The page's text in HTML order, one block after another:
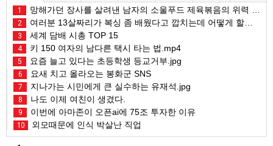
1 망해가던 장사를 살려낸 남자의 소울푸드 제육볶음의 위력 ㅋㅋ
2 여러분 13살짜리가 복싱 좀 배웠다고 깝치는데 어떻게 할까요?
3 세계 담배 시총 TOP 15
4 키 150 여자의 남다른 택시 타는 법.mp4
5 요즘 늘고 있다는 초등학생 등교거부.jpg
6 요새 치고 올라오는 봉화군 SNS
7 지나가는 시민에게 큰 실수하는 유재석.jpg
8 나도 이제 여친이 생겼다.
9 이번에 아마존이 오픈ai에 75조 투자한 이유
10 외모때문에 인식 박살난 직업